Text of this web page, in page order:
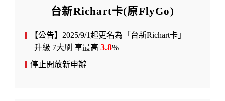
台新Richart卡(原FlyGo)
【公告】2025/9/1起更名為「台新Richart卡」
升級 7大刷 享最高 3.8%
停止開放新申辦